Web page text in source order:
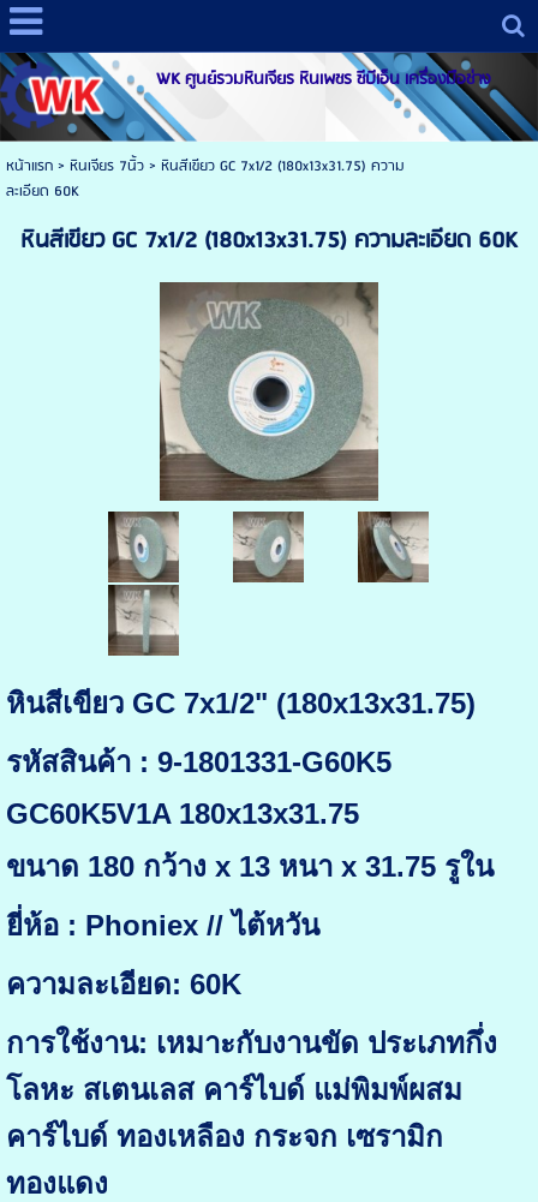
WK ศูนย์รวมหินเจียร หินเพชร ซีบีเอ็น เครื่องมือช่าง
หน้าแรก> หินเจียร 7นิ้ว> หินสีเขียว GC 7x1/2 (180x13x31.75) ความ
ละเอียด 60K
หินสีเขียว GC 7x1/2 (180x13x31.75) ความละเอียด 60K
หินสีเขียว GC 7x1/2" (180x13x31.75)
รหัสสินค้า : 9-1801331-G60K5
GC60K5V1A 180x13x31.75
ขนาด 180 กว้าง x 13 หนา x 31.75 รูใน
ยี่ห้อ : Phoniex // ไต้หวัน
ความละเอียด: 60K
การใช้งาน: เหมาะกับงานขัด ประเภทกึ่ง
โลหะ สเตนเลส คาร์ไบด์ แม่พิมพ์ผสม
คาร์ไบด์ ทองเหลือง กระจก เซรามิก
ทองแดง